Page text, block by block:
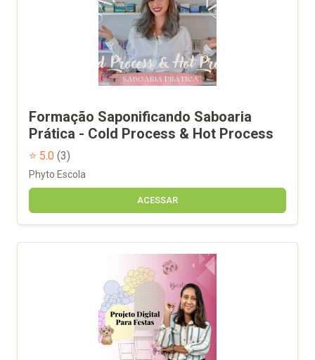
Formação Saponificando Saboaria
Prática - Cold Process & Hot Process
⭐ 5.0 (3)
Phyto Escola
ACESSAR